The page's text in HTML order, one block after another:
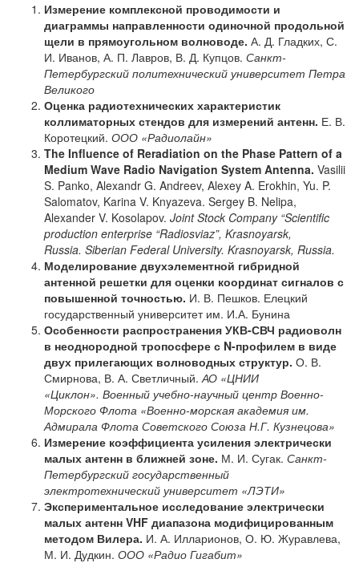
Измерение комплексной проводимости и
диаграммы направленности одиночной продольной
щели в прямоугольном волноводе. А. Д. Гладких, С.
И. Иванов, А. П. Лавров, В. Д. Купцов. Санкт-
Петербургский политехнический университет Петра
Великого
Оценка радиотехнических характеристик
коллиматорных стендов для измерений антенн. Е. В.
Коротецкий. ООО «Радиолайн»
The Influence of Reradiation on the Phase Pattern of a
Medium Wave Radio Navigation System Antenna. Vasilii
S. Panko, Alexandr G. Andreev, Alexey A. Erokhin, Yu. P.
Salomatov, Karina V. Knyazeva. Sergey B. Nelipa,
Alexander V. Kosolapov. Joint Stock Company “Scientific
production enterprise “Radiosviaz”, Krasnoyarsk,
Russia. Siberian Federal University. Krasnoyarsk, Russia.
Моделирование двухэлементной гибридной
антенной решетки для оценки координат сигналов с
повышенной точностью. И. В. Пешков. Елецкий
государственный университет им. И.А. Бунина
Особенности распространения УКВ-СВЧ радиоволн
в неоднородной тропосфере с N-профилем в виде
двух прилегающих волноводных структур. О. В.
Смирнова, В. А. Светличный.АО «ЦНИИ
«Циклон». Военный учебно-научный центр Военно-
Морского Флота «Военно-морская академия им.
Адмирала Флота Советского Союза Н.Г. Кузнецова»
Измерение коэффициента усиления электрически
малых антенн в ближней зоне. М. И. Сугак. Санкт-
Петербургский государственный
электротехнический университет «ЛЭТИ»
Экспериментальное исследование электрически
малых антенн VHF диапазона модифицированным
методом Вилера. И. А. Илларионов, О. Ю. Журавлева,
М. И. Дудкин. ООО «Радио Гигабит»